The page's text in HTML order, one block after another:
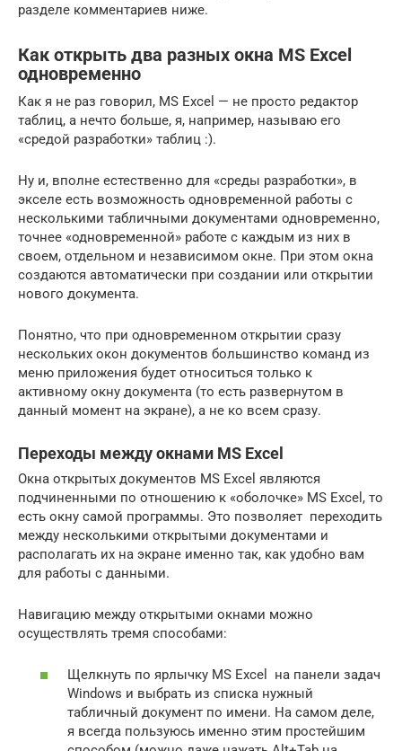
разделе комментариев ниже.
Как открыть два разных окна MS Excel
одновременно
Как я не раз говорил, MS Excel — не просто редактор
таблиц, а нечто больше, я, например, называю его
«средой разработки» таблиц :).
Ну и, вполне естественно для «среды разработки», в
экселе есть возможность одновременной работы с
несколькими табличными документами одновременно,
точнее «одновременной» работе с каждым из них в
своем, отдельном и независимом окне. При этом окна
создаются автоматически при создании или открытии
нового документа.
Понятно, что при одновременном открытии сразу
нескольких окон документов большинство команд из
меню приложения будет относиться только к
активному окну документа (то есть развернутом в
данный момент на экране), а не ко всем сразу.
Переходы между окнами MS Excel
Окна открытых документов MS Excel являются
подчиненными по отношению к «оболочке» MS Excel, то
есть окну самой программы. Это позволяет переходить
между несколькими открытыми документами и
располагать их на экране именно так, как удобно вам
для работы с данными.
Навигацию между открытыми окнами можно
осуществлять тремя способами:
Щелкнуть по ярлычку MS Excel на панели задач
Windows и выбрать из списка нужный
табличный документ по имени. На самом деле,
я всегда пользуюсь именно этим простейшим